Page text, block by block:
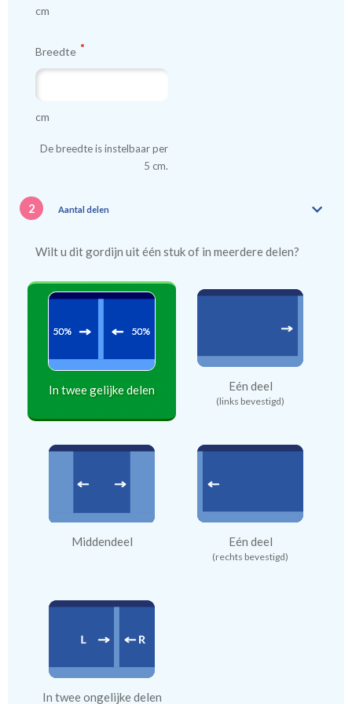
kindergordijnen voeren: een verschil van dag en nacht!
cm
Breedte
cm
De breedte is instelbaar per
5 cm.
2 Aantal delen
Wilt u dit gordijn uit één stuk of in meerdere delen?
In twee gelijke delen Eén deel
(links bevestigd)
Middendeel Eén deel
(rechts bevestigd)
In twee ongelijke delen